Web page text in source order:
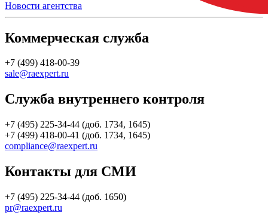
Новости агентства
Коммерческая служба
+7 (499) 418-00-39
sale@raexpert.ru
Служба внутреннего контроля
+7 (495) 225-34-44 (доб. 1734, 1645)
+7 (499) 418-00-41 (доб. 1734, 1645)
compliance@raexpert.ru
Контакты для СМИ
+7 (495) 225-34-44 (доб. 1650)
pr@raexpert.ru